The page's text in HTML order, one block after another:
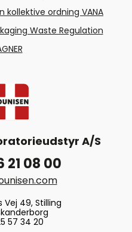
kollektive ordning VANA
Waste Regulation
A/S
21 08 00
Vej 49, Stilling
57 34 20